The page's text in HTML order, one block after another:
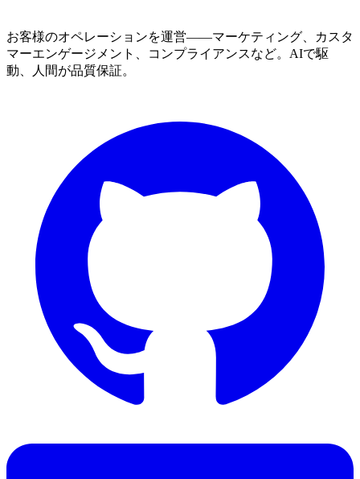
お客様のオペレーションを運営——マーケティング、カスタ
マーエンゲージメント、コンプライアンスなど。AIで駆
動、人間が品質保証。